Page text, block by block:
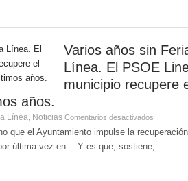
Varios años sin
Línea. El PSOE
municipio recupere
años.
Línea Noticias Comentarios desactivados
que el Ayuntamiento impulse la
última vez en… Y es que, sostiene,...